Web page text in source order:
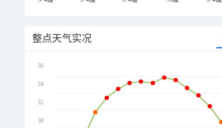
整点天气实况
36
34
32
30